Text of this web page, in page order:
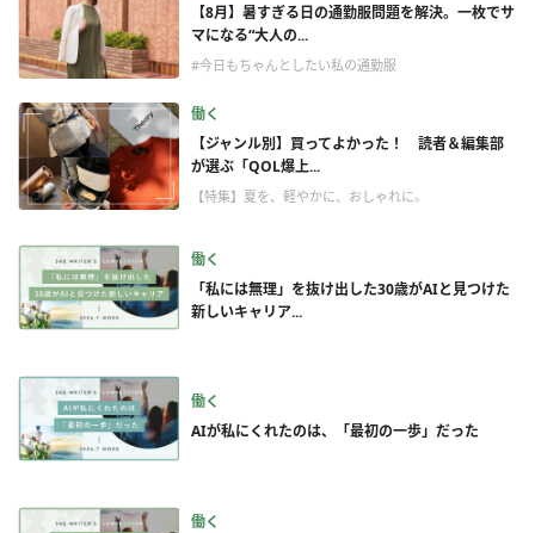
【8月】暑すぎる日の通勤服問題を解決。一枚でサ
マになる“大人の...
#今日もちゃんとしたい私の通勤服
働く
【ジャンル別】買ってよかった！ 読者＆編集部
が選ぶ「QOL爆上...
【特集】夏を、軽やかに、おしゃれに。
働く
「私には無理」を抜け出した30歳がAIと見つけた
新しいキャリア...
働く
AIが私にくれたのは、「最初の一歩」だった
働く